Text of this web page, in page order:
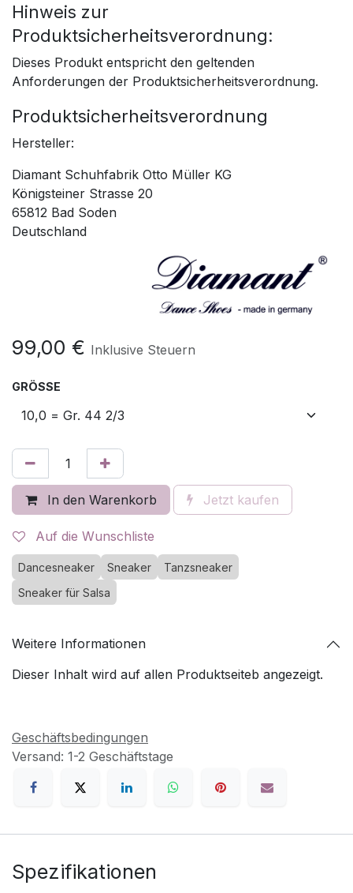
Hinweis zur
Produktsicherheitsverordnung:
Dieses Produkt entspricht den geltenden
Anforderungen der Produktsicherheitsverordnung.
Produktsicherheitsverordnung
Hersteller:
Diamant Schuhfabrik Otto Müller KG
Königsteiner Strasse 20
65812 Bad Soden
Deutschland
99,00 € Inklusive Steuern
GRÖSSE
In den Warenkorb Jetzt kaufen
Auf die Wunschliste
Dancesneaker Sneaker
Tanzsneaker
Sneaker für Salsa
Weitere Informationen
Dieser Inhalt wird auf allen Produktseiteb angezeigt.
Geschäftsbedingungen
Versand: 1-2 Geschäftstage
Spezifikationen